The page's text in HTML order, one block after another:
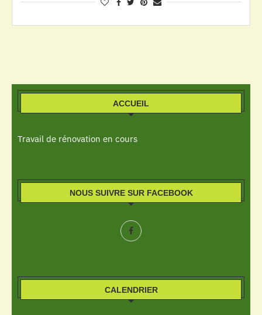
ACCUEIL
Travail de rénovation en cours
NOUS SUIVRE SUR FACEBOOK
CALENDRIER